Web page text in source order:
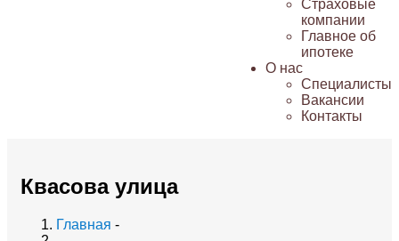
Страховые
компании
Главное об
ипотеке
О нас
Специалисты
Вакансии
Контакты
Квасова улица
Главная -